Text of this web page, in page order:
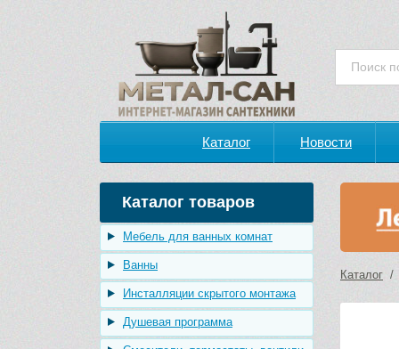
Каталог Новости
Каталог товаров
Мебель для ванных комнат
Ванны
Инсталляции скрытого монтажа
Душевая программа
Каталог /